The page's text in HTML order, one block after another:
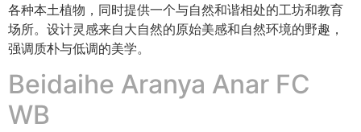
各种本土植物，同时提供一个与自然和谐相处的工坊和教育
场所。设计灵感来自大自然的原始美感和自然环境的野趣，
强调质朴与低调的美学。
Beidaihe Aranya Anar FC
WB